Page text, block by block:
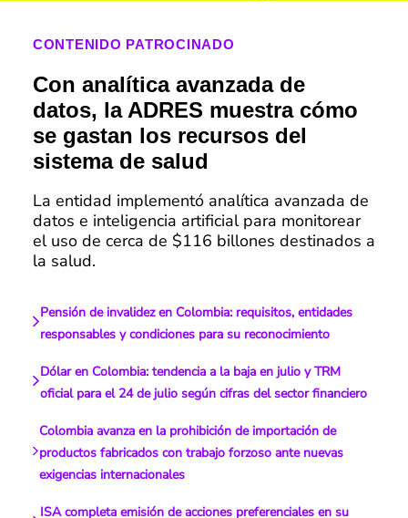
CONTENIDO PATROCINADO
Con analítica avanzada de
datos, la ADRES muestra cómo
se gastan los recursos del
sistema de salud
La entidad implementó analítica avanzada de
datos e inteligencia artificial para monitorear
el uso de cerca de $116 billones destinados a
la salud.
Pensión de invalidez en Colombia: requisitos, entidades
responsables y condiciones para su reconocimiento
Dólar en Colombia: tendencia a la baja en julio y TRM
oficial para el 24 de julio según cifras del sector financiero
Colombia avanza en la prohibición de importación de
productos fabricados con trabajo forzoso ante nuevas
exigencias internacionales
ISA completa emisión de acciones preferenciales en su